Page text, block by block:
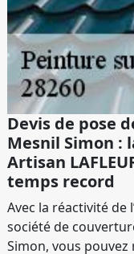
Devis de pose
Mesnil Simon :
Artisan
temps record
Avec la réactivité de
société de
Simon, vous